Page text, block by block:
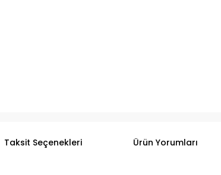
Taksit Seçenekleri Ürün Yorumları